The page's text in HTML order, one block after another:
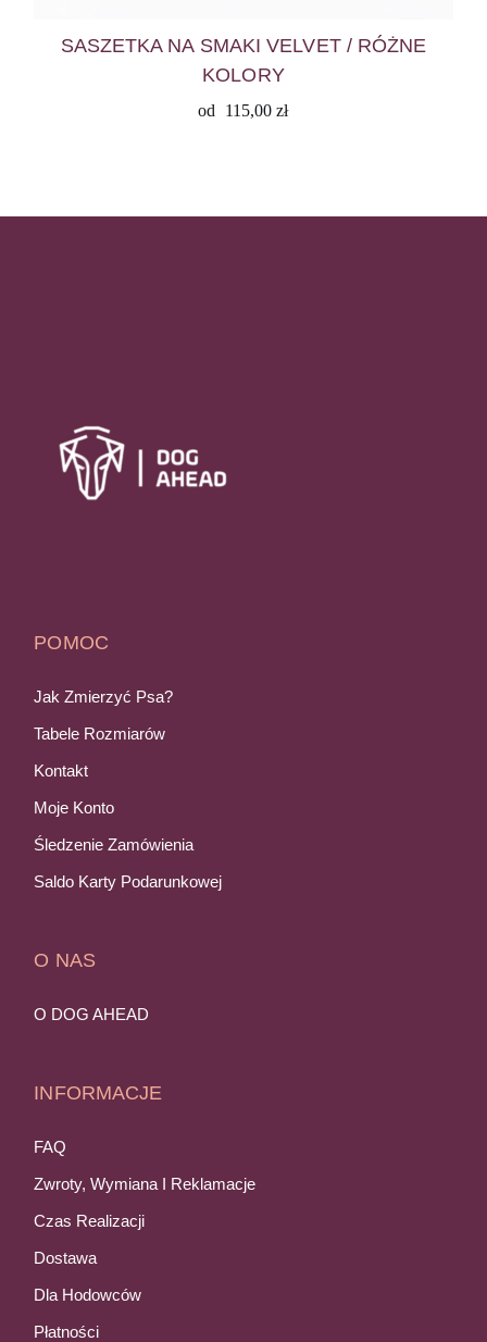
SASZETKA NA SMAKI VELVET / RÓŻNE
KOLORY
od 115,00zł
POMOC
Jak Zmierzyć Psa?
Tabele Rozmiarów
Kontakt
Moje Konto
Śledzenie Zamówienia
Saldo Karty Podarunkowej
O NAS
O DOG AHEAD
INFORMACJE
FAQ
Zwroty, Wymiana I Reklamacje
Czas Realizacji
Dostawa
Dla Hodowców
Płatności